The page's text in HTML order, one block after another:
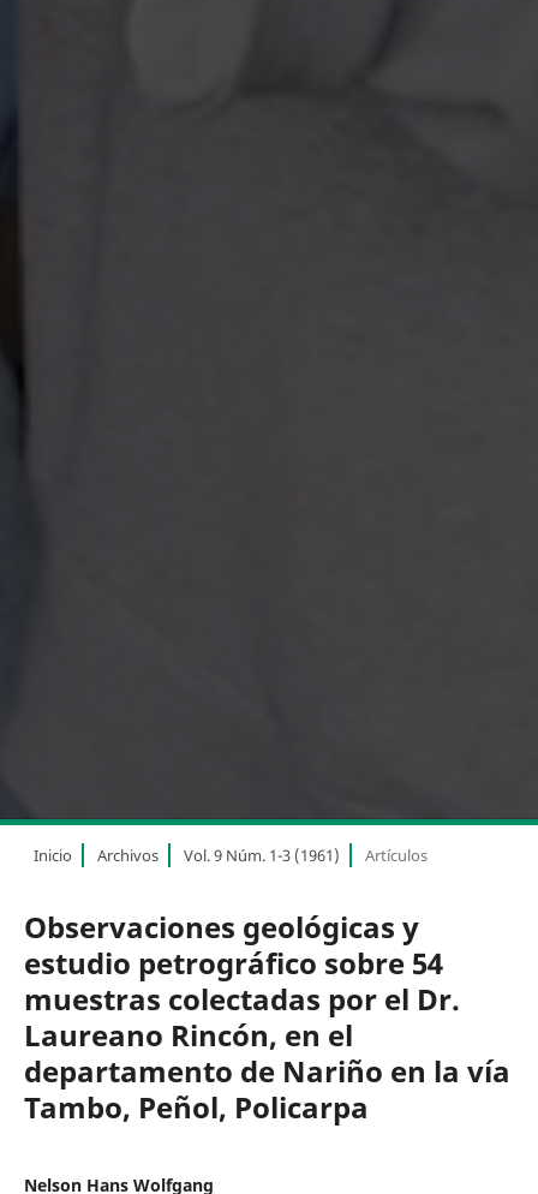
Inicio Archivos Vol. 9 Núm. 1-3 (1961) Artículos
Observaciones geológicas y
estudio petrográfico sobre 54
muestras colectadas por el Dr.
Laureano Rincón, en el
departamento de Nariño en la vía
Tambo, Peñol, Policarpa
Nelson Hans Wolfgang